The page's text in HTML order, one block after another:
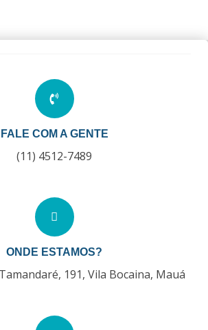
FALE COM A GENTE
(11) 4512-7489
ONDE ESTAMOS?
191, Vila Bocaina, Mauá